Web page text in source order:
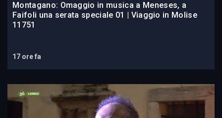
Montagano: Omaggio in musica a Meneses, a
Faifoli una serata speciale 01 | Viaggio in Molise
11751
17 ore fa